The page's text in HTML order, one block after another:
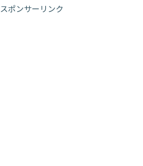
スポンサーリンク